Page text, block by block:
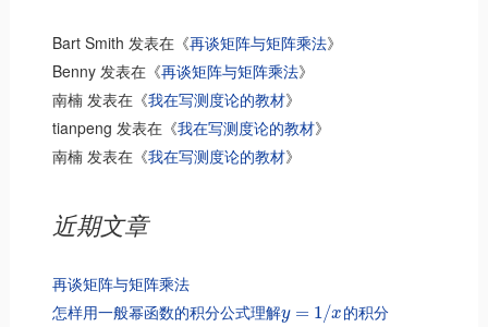
Bart Smith 发表在《再谈矩阵与矩阵乘法》
Benny发表在《再谈矩阵与矩阵乘法》
南楠发表在《我在写测度论的教材》
tianpeng 发表在《我在写测度论的教材》
南楠发表在《我在写测度论的教材》
近期文章
再谈矩阵与矩阵乘法
怎样用一般幂函数的积分公式理解y = 1/x的积分